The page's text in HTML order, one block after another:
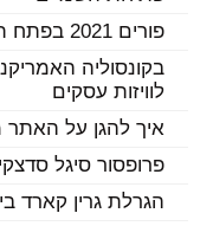
פורים 2021 בפתח תקווה
בקונסוליה
לוויזות עסקים
איך להגן על האתר
פרופסור סיגל
הגרלת גרין קארד